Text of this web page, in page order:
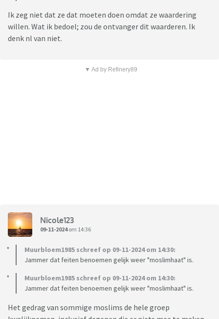
Ik zeg niet dat ze dat moeten doen omdat ze waardering
willen. Wat ik bedoel; zou de ontvanger dit waarderen. Ik
denk nl van niet.
▼ Ad by Refinery89
Nicole123
09-11-2024om 14:36
Muurbloem1985 schreef op 09-11-2024 om 14:30:
Jammer dat feiten benoemen gelijk weer "moslimhaat" is.
Muurbloem1985 schreef op 09-11-2024 om 14:30:
Jammer dat feiten benoemen gelijk weer "moslimhaat" is.
Het gedrag van sommige moslims de hele groep